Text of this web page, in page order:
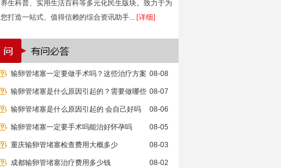
养生科普、实用生活百科等多元化民生版块。致力于为
您打造一站式、值得信赖的综合资讯助手... [详细]
输卵管堵塞一定要做手术吗？这些治疗方案 08-08
输卵管堵塞是什么原因引起的？需要做哪些 08-07
输卵管堵塞是什么原因引起的 会自己好吗 08-06
输卵管堵塞一定要手术吗能治好怀孕吗 08-05
重庆输卵管堵塞检查费用大概多少 08-03
成都输卵管堵塞治疗费用多少钱 08-02